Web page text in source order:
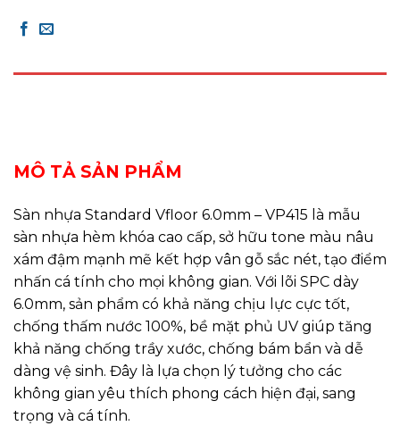
MÔ TẢ SẢN PHẨM
Sàn nhựa Standard Vfloor 6.0mm – VP415 là mẫu
sàn nhựa hèm khóa cao cấp, sở hữu tone màu nâu
xám đậm mạnh mẽ kết hợp vân gỗ sắc nét, tạo điểm
nhấn cá tính cho mọi không gian. Với lõi SPC dày
6.0mm, sản phẩm có khả năng chịu lực cực tốt,
chống thấm nước 100%, bề mặt phủ UV giúp tăng
khả năng chống trầy xước, chống bám bẩn và dễ
dàng vệ sinh. Đây là lựa chọn lý tưởng cho các
không gian yêu thích phong cách hiện đại, sang
trọng và cá tính.